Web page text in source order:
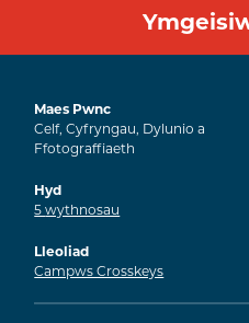
Maes Pwnc
Celf, Cyfryngau, Dylunio a
Ffotograffiaeth
Hyd
5wythnosau
Lleoliad
Campws Crosskeys